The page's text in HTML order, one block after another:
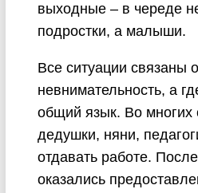
выходные – в череде
подростки, а малыши.
Все ситуации связаны
невнимательность, а
общий язык. Во многих
дедушки, няни,
отдавать работе.
оказались